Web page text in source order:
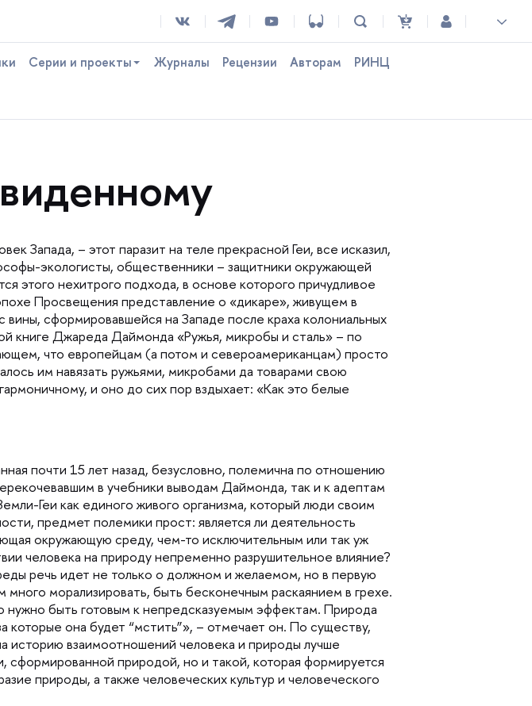
Серии и проекты Журналы Рецензии Авторам РИНЦ
Запада, – этот паразит на теле прекрасной Геи, все исказил,
экологисты, общественники – защитники окружающей
этого нехитрого подхода, в основе которого причудливое
Просвещения представление о «дикаре», живущем
сформировавшейся на Западе после краха колониальных
книге Джареда Даймонда «Ружья, микробы и сталь» – по
что европейцам (а потом и североамериканцам) просто
им навязать ружьями, микробами да товарами свою
и оно до сих пор вздыхает: «Как это белые
почти 15 лет назад, безусловно, полемична по отношению
в учебники выводам Даймонда, так и к адептам
Геи как единого живого организма, который люди своим
предмет полемики прост: является ли деятельность
окружающую среду, чем-то исключительным или так уж
человека на природу непременно разрушительное влияние?
речь идет не только о должном и желаемом, но в первую
морализировать, быть бесконечным раскаянием в грехе.
быть готовым к непредсказуемым эффектам. Природа
она будет “мстить”», – отмечает он. По существу,
историю взаимоотношений человека и природы лучше
природой, но и такой, которая формируется
природы, а также человеческих культур и человеческого